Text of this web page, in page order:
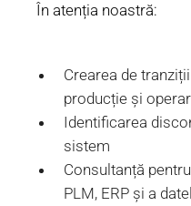
În atenția noastră:
Crearea de
producție și
Identificarea
sistem
Consultanță
PLM, ERP și a